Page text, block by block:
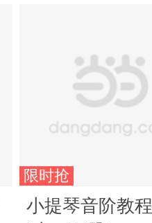
限时抢
小提琴音阶教程